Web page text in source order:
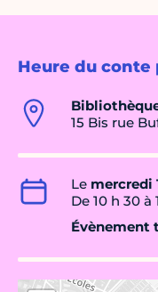
Heure du conte
15 Bis rue
Le mercredi
De 10 h 30 à
Évènement